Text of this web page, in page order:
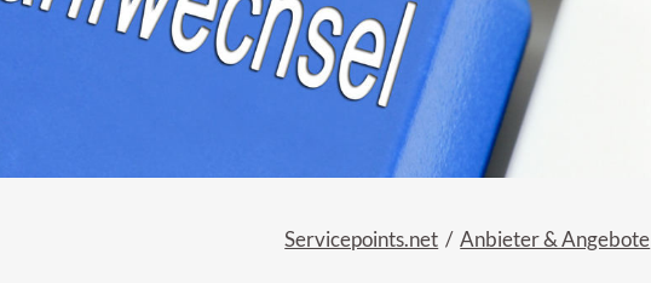
Servicepoints.net Anbieter & Angebote